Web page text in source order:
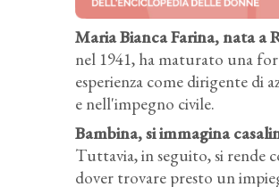
Maria Bianca Farina, nata a
nel 1941, ha maturato una
esperienza come dirigente di
e nell'impegno civile.
Bambina, si immagina
Tuttavia, in seguito, si rende
dover trovare presto un